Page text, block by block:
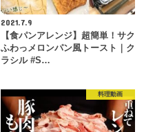
2021.7.9
【食パンアレンジ】超簡単！サク
ふわっメロンパン風トースト｜ク
ラシル #S…
料理動画